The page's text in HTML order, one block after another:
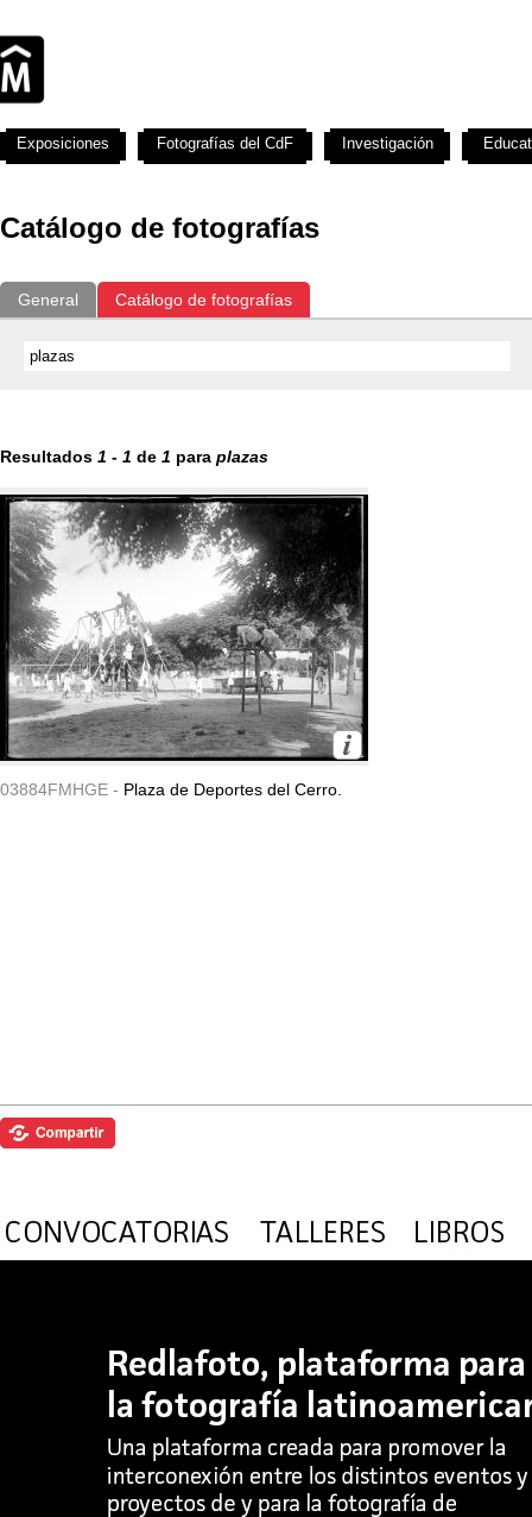
Catálogo de fotografías
General Catálogo de fotografías
Resultados 1 - 1 de 1 para plazas
03884FMHGE - Plaza de Deportes del Cerro.
Exposiciones Fotografías del CdF Investigación